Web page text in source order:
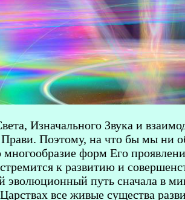
Изначального Звука и
Поэтому, на что бы мы ни
форм Его
к развитию и
эволюционный путь сначала в
все живые существа